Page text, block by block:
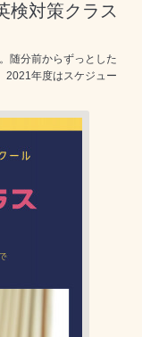
検対策クラス
随分前からずっとした
2021年度はスケジュー